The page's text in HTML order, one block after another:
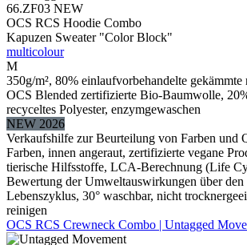
66.ZF03 NEW
OCS RCS Hoodie Combo
Kapuzen Sweater "Color Block"
multicolour
M
350g/m², 80% einlaufvorbehandelte gekämmte
OCS Blended zertifizierte Bio-Baumwolle,
recyceltes Polyester, enzymgewaschen
NEW 2026
Verkaufshilfe zur Beurteilung von Farben und
Farben, innen angeraut, zertifizierte vegane
tierische Hilfsstoffe, LCA-Berechnung (Life
Bewertung der Umweltauswirkungen über den
Lebenszyklus, 30° waschbar, nicht
reinigen
OCS RCS Crewneck Combo | Untagged